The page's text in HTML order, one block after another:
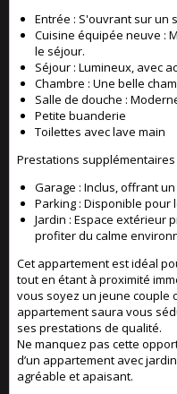
Entrée : S'ouvrant sur un
Cuisine équipée neuve :
le séjour.
Séjour : Lumineux, avec
Chambre : Une belle
Salle de douche :
Petite buanderie
Toilettes avec lave main
Prestations supplémentaires
Garage : Inclus, offrant
Parking : Disponible pour
Jardin : Espace extérieur
profiter du calme
Cet appartement est idéal
tout en étant à proximité
vous soyez un jeune couple
appartement saura vous
ses prestations de qualité.
Ne manquez pas cette
d’un appartement avec
agréable et apaisant.